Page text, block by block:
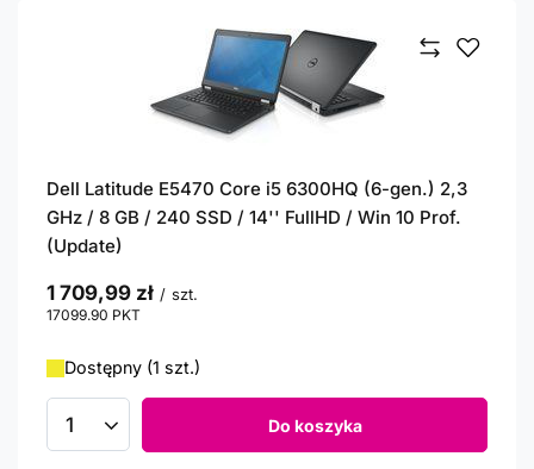
Dell Latitude E5470 Core i5 6300HQ (6-gen.) 2,3
GHz / 8 GB / 240 SSD / 14'' FullHD / Win 10 Prof.
(Update)
1 709,99 zł / szt.
17099.90 PKT
Dostępny (1 szt.)
Ilość produktów Do koszyka